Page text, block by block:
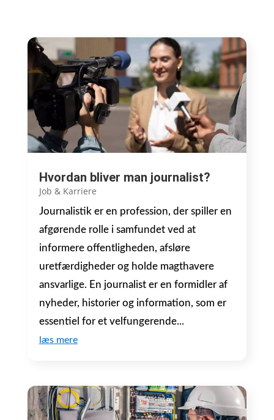
Hvordan bliver man journalist?
Job & Karriere
Journalistik er en profession, der spiller en
afgørende rolle i samfundet ved at
informere offentligheden, afsløre
uretfærdigheder og holde magthavere
ansvarlige. En journalist er en formidler af
nyheder, historier og information, som er
essentiel for et velfungerende...
læs mere